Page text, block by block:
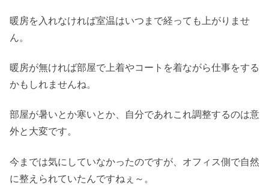
暖房を入れなければ室温はいつまで経っても上がりませ
ん。
暖房が無ければ部屋で上着やコートを着ながら仕事をする
かもしれませんね。
部屋が暑いとか寒いとか、自分であれこれ調整するのは意
外と大変です。
今までは気にしていなかったのですが、オフィス側で自然
に整えられていたんですねぇ～。